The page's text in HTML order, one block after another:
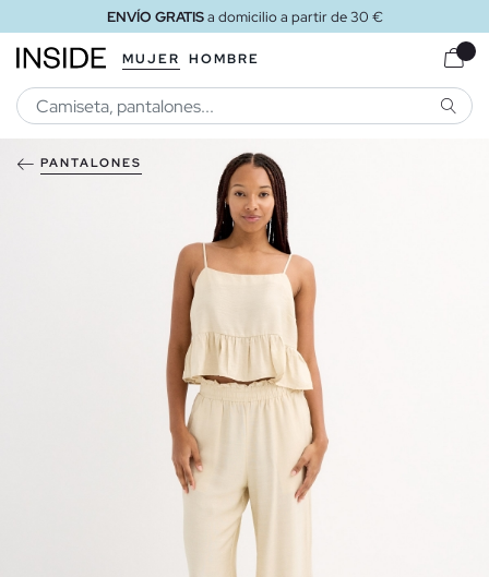
ENVÍO GRATISa domicilio a partir de 30 €
MUJER HOMBRE
PANTALONES